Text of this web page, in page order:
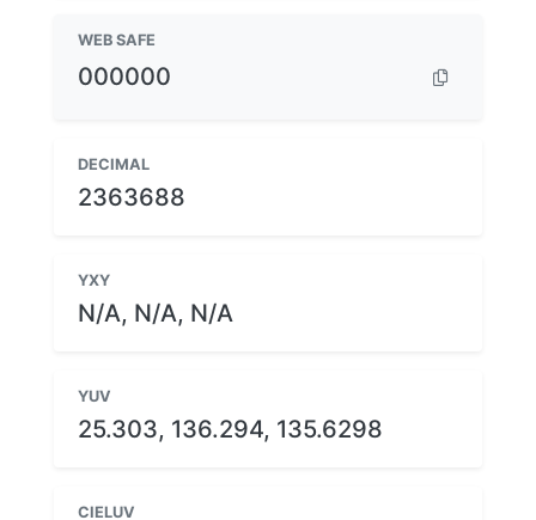
WEB SAFE
000000
DECIMAL
2363688
YXY
N/A, N/A, N/A
YUV
25.303, 136.294, 135.6298
CIELUV